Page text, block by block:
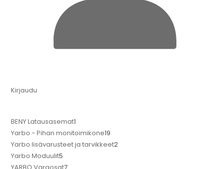
Kirjaudu
BENY Latausasemat1
Yarbo - Pihan monitoimikone19
Yarbo lisävarusteet ja tarvikkeet2
Yarbo Moduulit5
YARBO Varaosat7